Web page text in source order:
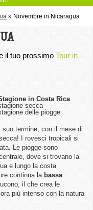
» Novembre in Nicaragua
il tuo prossimo Tour in
in Costa Rica
secca
delle piogge
suo termine, con il mese di
I rovesci tropicali si
Le piogge sono
dove si trovano la
e lungo la costa
continua la bassa
il che crea le
più intenso con la natura